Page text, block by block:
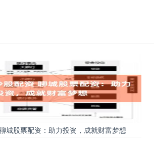
城股票配资：助力投资，成就财富梦想